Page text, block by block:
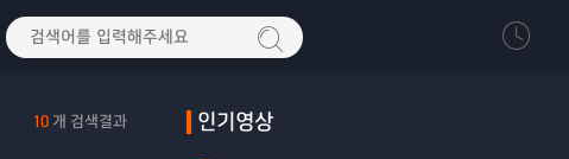
10 개 검색결과 인기영상